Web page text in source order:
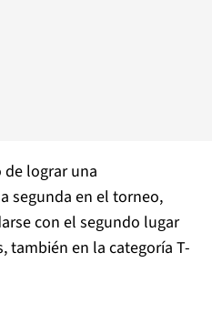
de lograr una
segunda en el torneo,
con el segundo lugar
también en la categoría T-